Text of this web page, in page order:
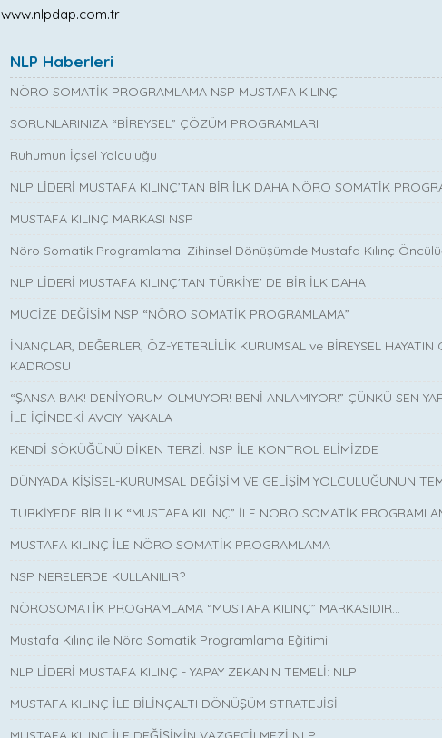
www.nlpdap.com.tr
NLP Haberleri
NÖRO SOMATİK PROGRAMLAMA NSP MUSTAFA KILINÇ
SORUNLARINIZA “BİREYSEL” ÇÖZÜM PROGRAMLARI
Ruhumun İçsel Yolculuğu
NLP LİDERİ MUSTAFA KILINÇ’TAN BİR İLK DAHA NÖRO SOMATİK
MUSTAFA KILINÇ MARKASI NSP
Nöro Somatik Programlama: Zihinsel Dönüşümde Mustafa Kılınç
NLP LİDERİ MUSTAFA KILINÇ'TAN TÜRKİYE' DE BİR İLK DAHA
MUCİZE DEĞİŞİM NSP “NÖRO SOMATİK PROGRAMLAMA”
İNANÇLAR, DEĞERLER, ÖZ-YETERLİLİK KURUMSAL ve BİREYSEL HAYATIN
KADROSU
“ŞANSA BAK! DENİYORUM OLMUYOR! BENİ ANLAMIYOR!” ÇÜNKÜ SEN
İLE İÇİNDEKİ AVCIYI YAKALA
KENDİ SÖKÜĞÜNÜ DİKEN TERZİ: NSP İLE KONTROL ELİMİZDE
DÜNYADA KİŞİSEL-KURUMSAL DEĞİŞİM VE GELİŞİM YOLCULUĞUNUN
TÜRKİYEDE BİR İLK “MUSTAFA KILINÇ” İLE NÖRO SOMATİK
MUSTAFA KILINÇ İLE NÖRO SOMATİK PROGRAMLAMA
NSP NERELERDE KULLANILIR?
NÖROSOMATİK PROGRAMLAMA “MUSTAFA KILINÇ” MARKASIDIR…
Mustafa Kılınç ile Nöro Somatik Programlama Eğitimi
NLP LİDERİ MUSTAFA KILINÇ - YAPAY ZEKANIN TEMELİ: NLP
MUSTAFA KILINÇ İLE BİLİNÇALTI DÖNÜŞÜM STRATEJİSİ